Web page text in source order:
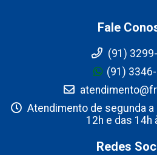
Fale
(91)
(91)
Atendimento de segunda
12h e das 14h
Redes